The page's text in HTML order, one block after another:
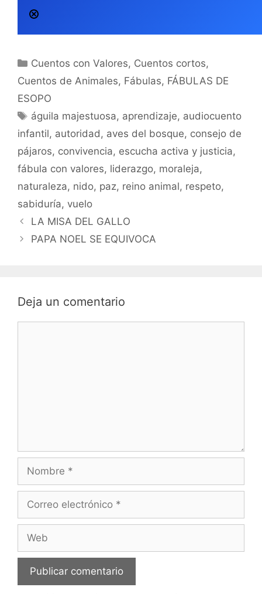
Categorías
Cuentos con Valores, Cuentos cortos,
Cuentos de Animales, Fábulas, FÁBULAS DE
ESOPO
Etiquetas
águila majestuosa, aprendizaje, audiocuento
infantil, autoridad , aves del bosque, consejo de
pájaros, convivencia, escucha activa y justicia,
fábula con valores, liderazgo, moraleja,
naturaleza, nido, paz, reino animal, respeto,
sabiduría, vuelo
LA MISA DEL GALLO
PAPA NOEL SE EQUIVOCA
Deja un comentario
electrónico